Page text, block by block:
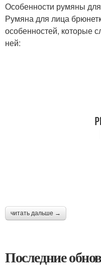
Особенности румяны
Румяна для лица
особенностей, которые
ней:
читать дальше →
Последние